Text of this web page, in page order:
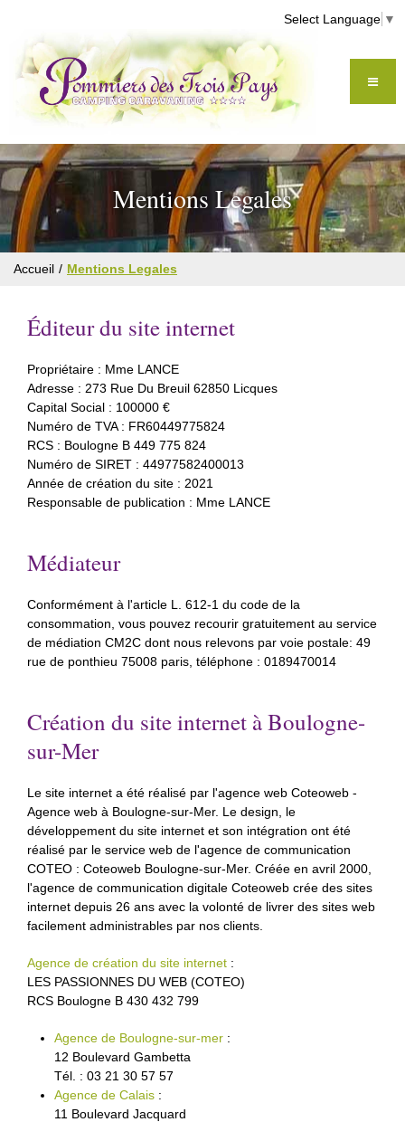
Select Language ▼
Mentions Legales
Accueil Mentions Legales
Éditeur du site internet
Propriétaire : Mme LANCE
Adresse : 273 Rue Du Breuil 62850 Licques
Capital Social : 100000 €
Numéro de TVA : FR60449775824
RCS : Boulogne B 449 775 824
Numéro de SIRET : 44977582400013
Année de création du site : 2021
Responsable de publication : Mme LANCE
Médiateur
Conformément à l'article L. 612-1 du code de la
consommation, vous pouvez recourir gratuitement au service
de médiation CM2C dont nous relevons par voie postale: 49
rue de ponthieu 75008 paris, téléphone : 0189470014
Création du site internet à Boulogne-
sur-Mer
Le site internet a été réalisé par l'agence web Coteoweb -
Agence web à Boulogne-sur-Mer. Le design, le
développement du site internet et son intégration ont été
réalisé par le service web de l'agence de communication
COTEO : Coteoweb Boulogne-sur-Mer. Créée en avril 2000,
l'agence de communication digitale Coteoweb crée des sites
internet depuis 26 ans avec la volonté de livrer des sites web
facilement administrables par nos clients.
Agence de création du site internet :
LES PASSIONNES DU WEB (COTEO)
RCS Boulogne B 430 432 799
Agence de Boulogne-sur-mer :
12 Boulevard Gambetta
Tél. : 03 21 30 57 57
Agence de Calais :
11 Boulevard Jacquard